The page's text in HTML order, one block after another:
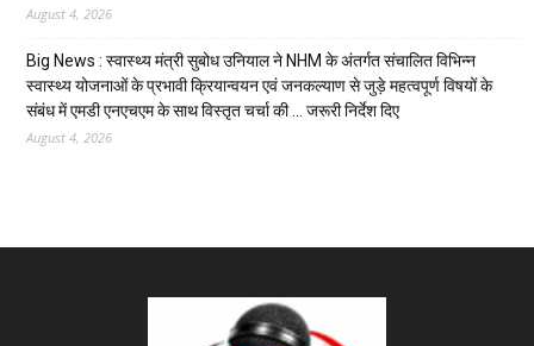
August 4, 2026
Big News : स्वास्थ्य मंत्री सुबोध उनियाल ने NHM के अंतर्गत संचालित विभिन्न
स्वास्थ्य योजनाओं के प्रभावी क्रियान्वयन एवं जनकल्याण से जुड़े महत्वपूर्ण विषयों के
संबंध में एमडी एनएचएम के साथ विस्तृत चर्चा की … जरूरी निर्देश दिए
August 4, 2026